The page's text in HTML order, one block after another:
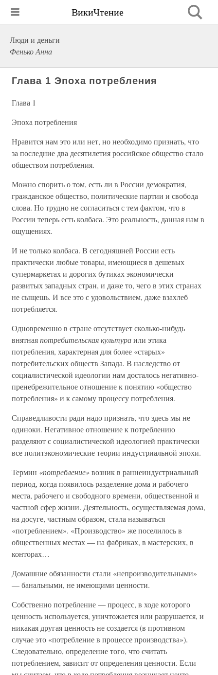
ВикиЧтение
Люди и деньги
Фенько Анна
Глава 1 Эпоха потребления
Глава 1
Эпоха потребления
Нравится нам это или нет, но необходимо признать, что
за последние два десятилетия российское общество стало
обществом потребления.
Можно спорить о том, есть ли в России демократия,
гражданское общество, политические партии и свобода
слова. Но трудно не согласиться с тем фактом, что в
России теперь есть колбаса. Это реальность, данная нам в
ощущениях.
И не только колбаса. В сегодняшней России есть
практически любые товары, имеющиеся в дешевых
супермаркетах и дорогих бутиках экономически
развитых западных стран, и даже то, чего в этих странах
не сыщешь. И все это с удовольствием, даже взахлеб
потребляется.
Одновременно в стране отсутствует сколько-нибудь
внятнаяпотребительская культураили этика
потребления, характерная для более «старых»
потребительских обществ Запада. В наследство от
социалистической идеологии нам досталось негативно-
пренебрежительное отношение к понятию «общество
потребления» и к самому процессу потребления.
Справедливости ради надо признать, что здесь мы не
одиноки. Негативное отношение к потреблению
разделяют с социалистической идеологией практически
все политэкономические теории индустриальной эпохи.
Термин «потребление»возник в раннеиндустриальный
период, когда появилось разделение дома и рабочего
места, рабочего и свободного времени, общественной и
частной сфер жизни. Деятельность, осуществляемая дома,
на досуге, частным образом, стала называться
«потреблением». «Производство» же поселилось в
общественных местах — на фабриках, в мастерских, в
конторах…
Домашние обязанности стали «непроизводительными»
— банальными, не имеющими ценности.
Собственно потребление — процесс, в ходе которого
ценность используется, уничтожается или разрушается, и
никакая другая ценность не создается (в противном
случае это «потребление в процессе производства»).
Следовательно, определение того, что считать
потреблением, зависит от определения ценности. Если